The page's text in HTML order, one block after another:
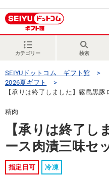
カテゴリー 検索
SEIYUドットコム ギフト館
2026夏ギフト
【承りは終了しました】霧島黒豚
精肉
【承りは終了し
ース肉漬三味セ
指定日可 冷凍